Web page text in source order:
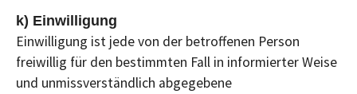
k) Einwilligung
Einwilligung ist jede von der betroffenen Person
freiwillig für den bestimmten Fall in informierter Weise
und unmissverständlich abgegebene